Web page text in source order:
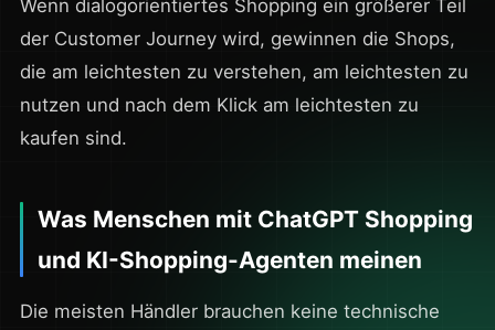
Wenn dialogorientiertes Shopping ein größerer Teil
der Customer Journey wird, gewinnen die Shops,
die am leichtesten zu verstehen, am leichtesten zu
nutzen und nach dem Klick am leichtesten zu
kaufen sind.
Was Menschen mit ChatGPT Shopping
und KI-Shopping-Agenten meinen
Die meisten Händler brauchen keine technische